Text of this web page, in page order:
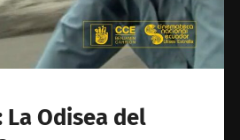
La Odisea del